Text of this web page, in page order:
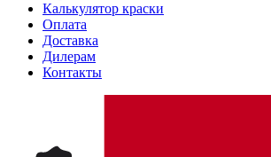
Калькулятор краски
Оплата
Доставка
Дилерам
Контакты